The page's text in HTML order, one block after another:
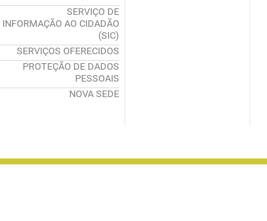
SERVIÇO DE
INFORMAÇÃO AO CIDADÃO
(SIC)
SERVIÇOS OFERECIDOS
PROTEÇÃO DE DADOS
PESSOAIS
NOVA SEDE